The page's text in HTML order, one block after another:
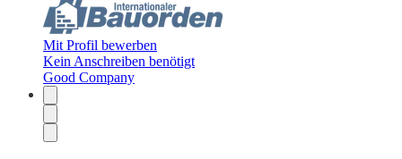
Mit Profil bewerben
Kein Anschreiben benötigt
Good Company